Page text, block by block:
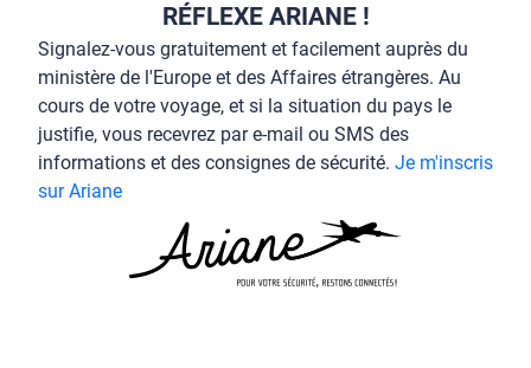
RÉFLEXE ARIANE !
Signalez-vous gratuitement et facilement auprès du
ministère de l'Europe et des Affaires étrangères. Au
cours de votre voyage, et si la situation du pays le
justifie, vous recevrez par e-mail ou SMS des
informations et des consignes de sécurité. Je m'inscris
sur Ariane